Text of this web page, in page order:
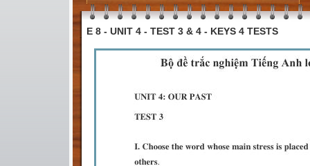
E 8 - UNIT 4 - TEST 3 & 4 - KEYS 4 TESTS